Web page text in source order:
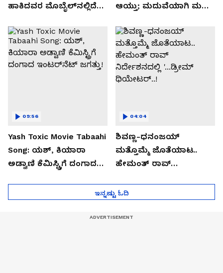
ಹಾಕಿದವರ ಮೊಬೈಲ್‌ನಲ್ಲಿದೆ
ಆಯ್ತು; ಮದುವೆಯಾಗಿ ಮಗು
Advani ಬ್ಯೂಟಿ
Yash Toxic Movie Tabaahi
Song: ಯಶ್‌, ಕಿಯಾರಾ
ಅಡ್ವಾಣಿ ಕೆಮಿಸ್ಟ್ರಿಗೆ ದಂಗಾದ
09:56
ಶಿವಣ್ಣ-ಧನಂಜಯ್
ಮತ್ತೊಮ್ಮೆ ಜೊತೆಯಾಟ..
ಹೇಮಂತ್ ರಾವ್
ಥಿಯೇಟರ್..!
04:04
ಇನ್ನಷ್ಟು ಓದಿ